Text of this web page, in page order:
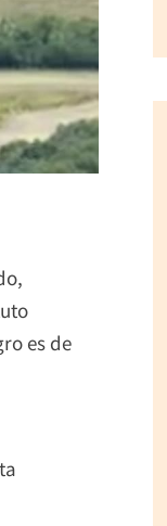
es de